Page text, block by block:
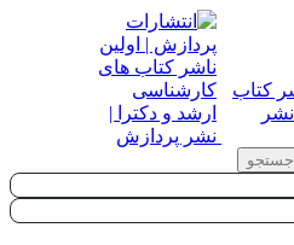
جستجو